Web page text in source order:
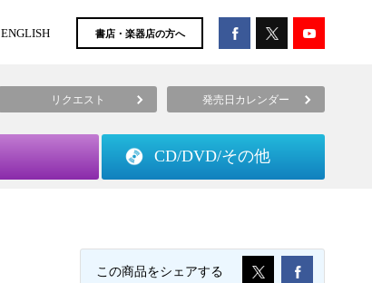
ENGLISH 書店・楽器店の方へ
リクエスト 発売日カレンダー
CD/DVD/その他
この商品をシェアする